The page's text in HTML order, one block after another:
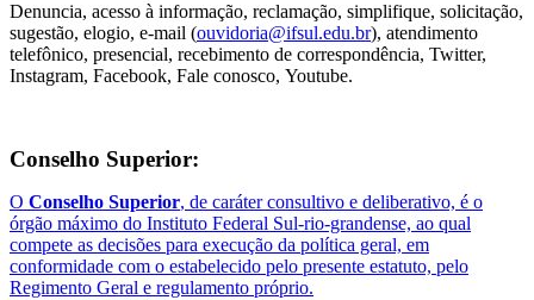
Denuncia, acesso à informação, reclamação, simplifique, solicitação,
sugestão, elogio, e-mail (ouvidoria@ifsul.edu.br), atendimento
telefônico, presencial, recebimento de correspondência, Twitter,
Instagram, Facebook, Fale conosco, Youtube.
Conselho Superior:
O Conselho Superior, de caráter consultivo e deliberativo, é o
órgão máximo do Instituto Federal Sul-rio-grandense, ao qual
compete as decisões para execução da política geral, em
conformidade com o estabelecido pelo presente estatuto, pelo
Regimento Geral e regulamento próprio.